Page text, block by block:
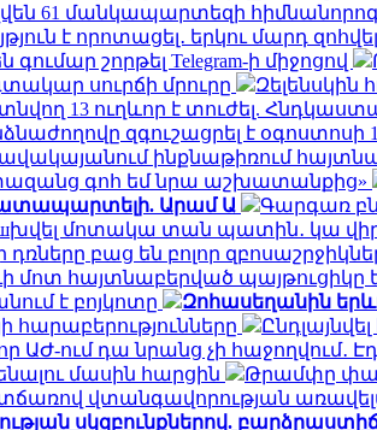
61 մանկապարտեզի
է որոտացել․ երկու մարդ զոհվել
գումար շորթել Telegram-ի միջոցով
սուրճի մրուրը
Զելենսկին
13 ուղևոր է տուժել.
զգուշացրել է
ինքնաթիռում
գոհ եմ նրա աշխատանքից»
Արամ Ա
Գարգառ
մոտակա տան պատին․ կա
բաց են բոլոր
մոտ հայտնաբերված
է բոյկոտը
Զոհասեղանին
հարաբերությունները
որ ԱԺ-ում դա նրանց չի հաջողվում․
մասին հարցին
Թրամփը
վտանգավորության
սկզբունքներով.